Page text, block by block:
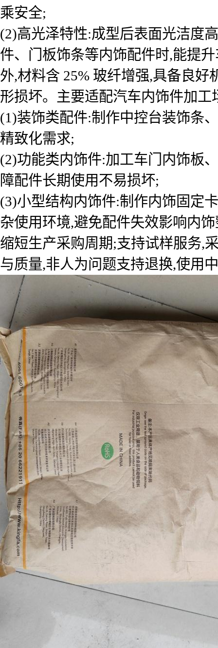
乘安全;
(2)高光泽特性:成型后表面光洁度
件、门板饰条等内饰配件时,能提
外,材料含 25% 玻纤增强,具备良
形损坏。主要适配汽车内饰件加
(1)装饰类配件:制作中控台装饰条
精致化需求;
(2)功能类内饰件:加工车门内饰板
障配件长期使用不易损坏;
(3)小型结构内饰件:制作内饰固定
杂使用环境,避免配件失效影响内
缩短生产采购周期;支持试样服务,
与质量,非人为问题支持退换,使用